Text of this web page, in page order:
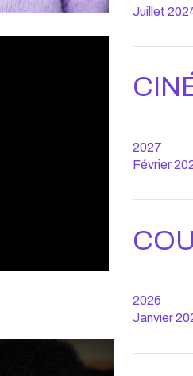
Juillet
2027
Février
2026
Janvier